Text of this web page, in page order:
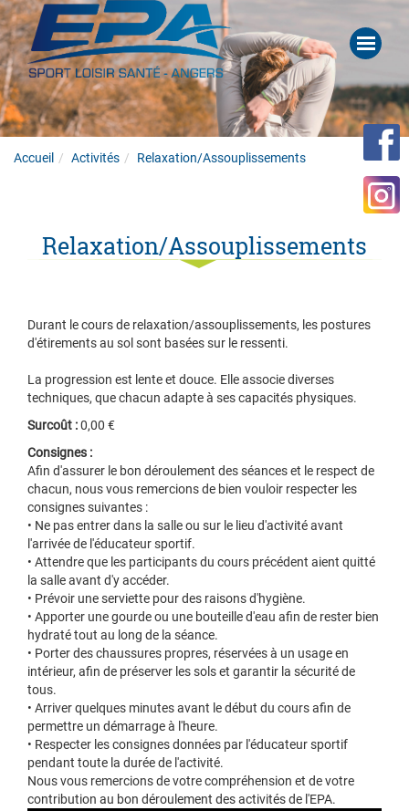
Accueil Activités Relaxation/Assouplissements
Relaxation/Assouplissements
Durant le cours de relaxation/assouplissements, les postures
d'étirements au sol sont basées sur le ressenti.
La progression est lente et douce. Elle associe diverses
techniques, que chacun adapte à ses capacités physiques.
Surcoût :0,00 €
Consignes :
Afin d'assurer le bon déroulement des séances et le respect de
chacun, nous vous remercions de bien vouloir respecter les
consignes suivantes :
• Ne pas entrer dans la salle ou sur le lieu d'activité avant
l'arrivée de l'éducateur sportif.
• Attendre que les participants du cours précédent aient quitté
la salle avant d'y accéder.
• Prévoir une serviette pour des raisons d'hygiène.
• Apporter une gourde ou une bouteille d'eau afin de rester bien
hydraté tout au long de la séance.
• Porter des chaussures propres, réservées à un usage en
intérieur, afin de préserver les sols et garantir la sécurité de
tous.
• Arriver quelques minutes avant le début du cours afin de
permettre un démarrage à l'heure.
• Respecter les consignes données par l'éducateur sportif
pendant toute la durée de l'activité.
Nous vous remercions de votre compréhension et de votre
contribution au bon déroulement des activités de l'EPA.